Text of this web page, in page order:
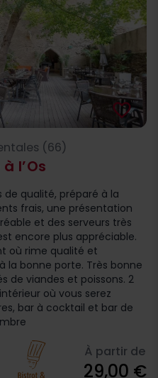
l’Os
favorite_border
(66)
qualité, préparé à la
frais, une présentation
et des serveurs très
encore plus appréciable.
où rime qualité et
la bonne porte. Très bonne
de viandes et poissons. 2
où vous serez
bar à cocktail et bar de
À partir de
29,00 €